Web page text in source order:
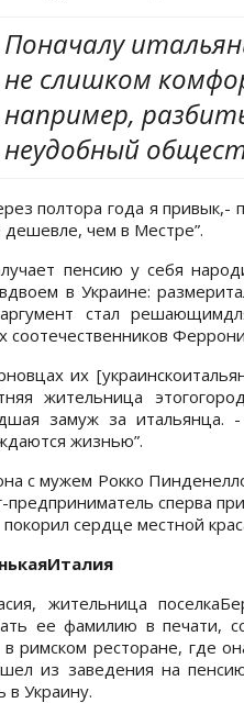
Поначалу
не слишком
например,
неудобный
полтора года я
дешевле, чем в Местре”.
пенсию у себя
в Украине:
стал
соотечественников
их
жительница
замуж за итальянца.
жизнью”.
с мужем Рокко
предприниматель сперва
сердце местной
жительница
ее фамилию в печати,
в римском ресторане, где
из заведения на
в Украину.